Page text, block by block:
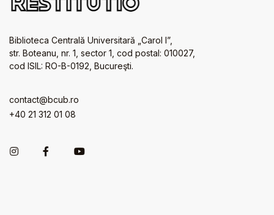
Biblioteca Centrală Universitară „Carol I”,
str. Boteanu, nr. 1, sector 1, cod postal: 010027,
cod ISIL: RO-B-0192, Bucureşti.
contact@bcub.ro
+40 21 312 01 08